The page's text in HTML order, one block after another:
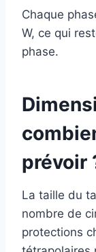
Chaque
W, ce qui
phase.
prévoir
La taille du
nombre de
protections